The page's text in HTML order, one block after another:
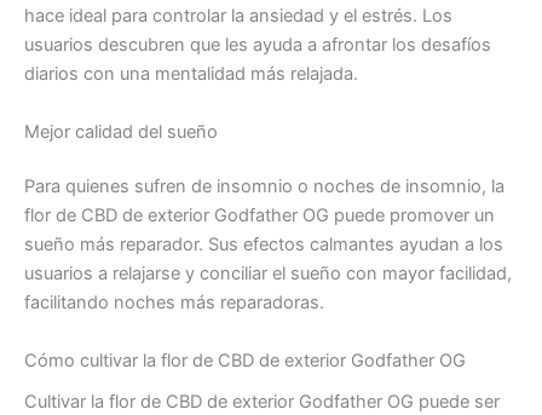
hace ideal para controlar la ansiedad y el estrés. Los
usuarios descubren que les ayuda a afrontar los desafíos
diarios con una mentalidad más relajada.
Mejor calidad del sueño
Para quienes sufren de insomnio o noches de insomnio, la
flor de CBD de exterior Godfather OG puede promover un
sueño más reparador. Sus efectos calmantes ayudan a los
usuarios a relajarse y conciliar el sueño con mayor facilidad,
facilitando noches más reparadoras.
Cómo cultivar la flor de CBD de exterior Godfather OG
Cultivar la flor de CBD de exterior Godfather OG puede ser